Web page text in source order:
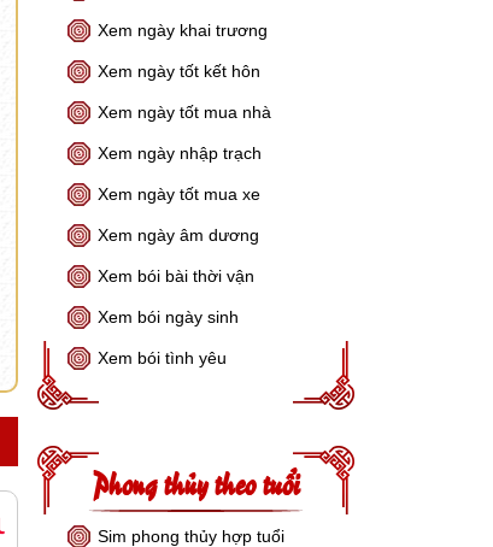
Xem ngày khai trương
Xem ngày tốt kết hôn
Xem ngày tốt mua nhà
Xem ngày nhập trạch
Xem ngày tốt mua xe
Xem ngày âm dương
Xem bói bài thời vận
Xem bói ngày sinh
Xem bói tình yêu
Phong thủy theo tuổi
Sim phong thủy hợp tuổi